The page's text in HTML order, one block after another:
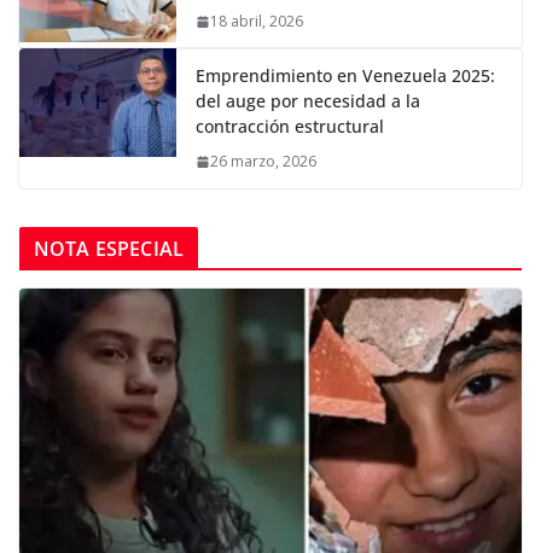
18 abril, 2026
Emprendimiento en Venezuela 2025:
del auge por necesidad a la
contracción estructural
26 marzo, 2026
NOTA ESPECIAL